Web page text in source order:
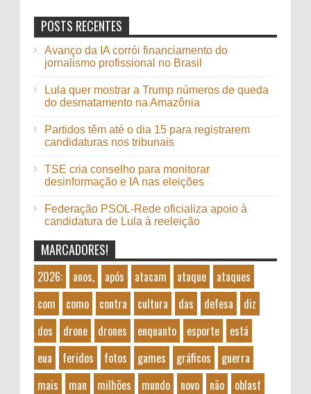
POSTS RECENTES
Avanço da IA corrói financiamento do
jornalismo profissional no Brasil
Lula quer mostrar a Trump números de queda
do desmatamento na Amazônia
Partidos têm até o dia 15 para registrarem
candidaturas nos tribunais
TSE cria conselho para monitorar
desinformação e IA nas eleições
Federação PSOL-Rede oficializa apoio à
candidatura de Lula à reeleição
MARCADORES!
2026: anos, após atacam ataque
ataques
com
como contra cultura das defesa
diz
dos
drone drones enquanto esporte
está
eua
feridos fotos games gráficos
guerra
mais
man milhões mundo novo não
oblast